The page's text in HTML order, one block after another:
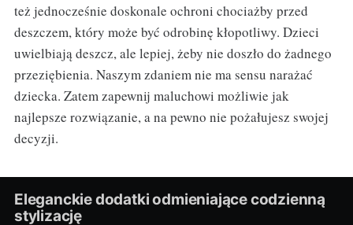
też jednocześnie doskonale ochroni chociażby przed
deszczem, który może być odrobinę kłopotliwy. Dzieci
uwielbiają deszcz, ale lepiej, żeby nie doszło do żadnego
przeziębienia. Naszym zdaniem nie ma sensu narażać
dziecka. Zatem zapewnij maluchowi możliwie jak
najlepsze rozwiązanie, a na pewno nie pożałujesz swojej
decyzji.
Eleganckie dodatki odmieniające codzienną
stylizację